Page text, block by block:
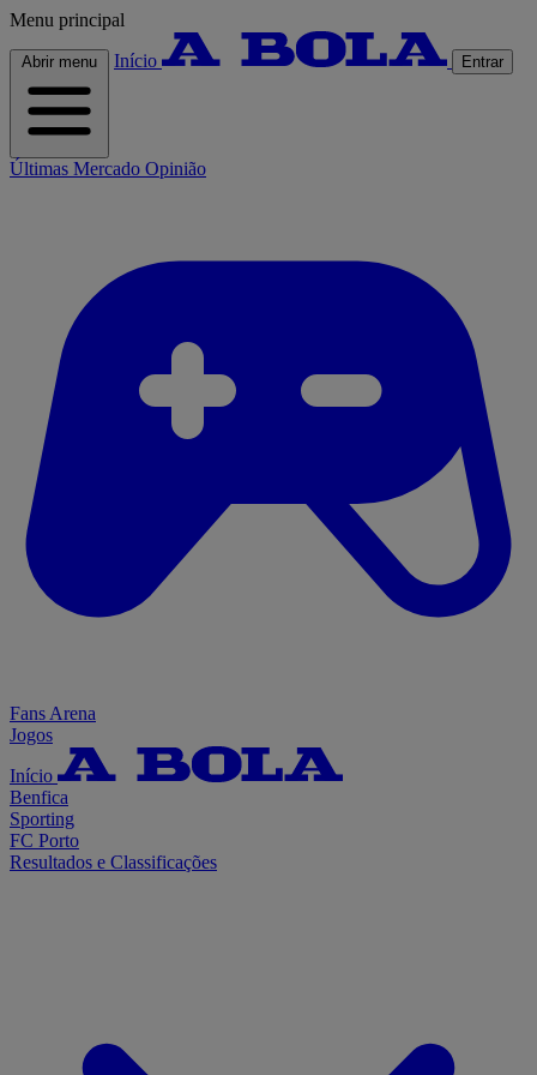
Menu principal
Abrir menu Início Entrar
Últimas Mercado Opinião
Fans Arena
Jogos
Início
Benfica
Sporting
FC Porto
Resultados e Classificações